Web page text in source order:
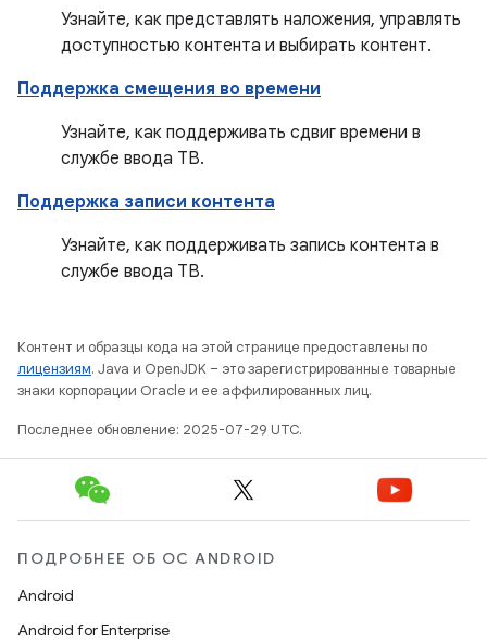
Узнайте, как представлять наложения, управлять
доступностью контента и выбирать контент.
Поддержка смещения во времени
Узнайте, как поддерживать сдвиг времени в
службе ввода ТВ.
Поддержка записи контента
Узнайте, как поддерживать запись контента в
службе ввода ТВ.
Контент и образцы кода на этой странице предоставлены по
лицензиям. Java и OpenJDK – это зарегистрированные товарные
знаки корпорации Oracle и ее аффилированных лиц.
Последнее обновление: 2025-07-29 UTC.
ПОДРОБНЕЕ ОБ ОС ANDROID
Android
Android for Enterprise